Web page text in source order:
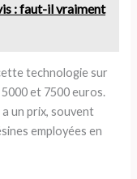
: faut-il vraiment
technologie sur
et 7500 euros.
un prix, souvent
employées en